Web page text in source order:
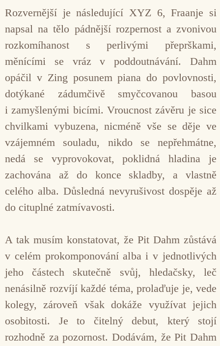
Rozvernější je následující XYZ 6, Fraanje si
napsal na tělo pádnější rozpernost a zvonivou
rozkomíhanost s perlivými přeprškami,
měnícími se vráz v poddoutnávání. Dahm
opáčil v Zing posunem piana do povlovnosti,
dotýkané zádumčivě smyčcovanou basou
i zamyšlenými bicími. Vroucnost závěru je sice
chvilkami vybuzena, nicméně vše se děje ve
vzájemném souladu, nikdo se nepřehmátne,
nedá se vyprovokovat, poklidná hladina je
zachována až do konce skladby, a vlastně
celého alba. Důsledná nevyrušivost dospěje až
do cituplné zatmívavosti.
A tak musím konstatovat, že Pit Dahm zůstává
v celém prokomponování alba i v jednotlivých
jeho částech skutečně svůj, hledačsky, leč
nenásilně rozvíjí každé téma, prolaďuje je, vede
kolegy, zároveň však dokáže využívat jejich
osobitosti. Je to čitelný debut, který stojí
rozhodně za pozornost. Dodávám, že Pit Dahm